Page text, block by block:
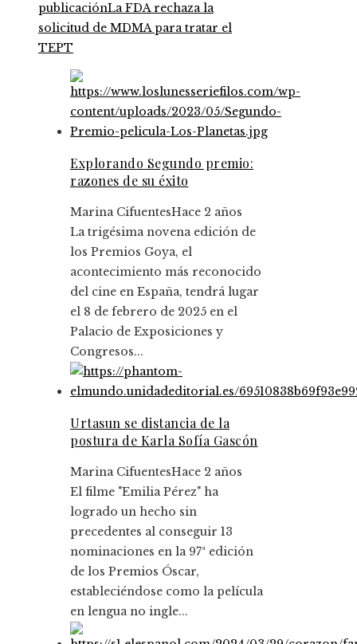
publicaciónLa FDA rechaza la
solicitud de MDMA para tratar el
TEPT
Explorando Segundo premio:
razones de su éxito
Marina CifuentesHace 2 años
La trigésima novena edición de
los Premios Goya, el
acontecimiento más reconocido
del cine en España, tendrá lugar
el 8 de febrero de 2025 en el
Palacio de Exposiciones y
Congresos...
Urtasun se distancia de la
postura de Karla Sofía Gascón
Marina CifuentesHace 2 años
El filme "Emilia Pérez" ha
logrado un hecho sin
precedentes al conseguir 13
nominaciones en la 97ª edición
de los Premios Óscar,
estableciéndose como la película
en lengua no ingle...